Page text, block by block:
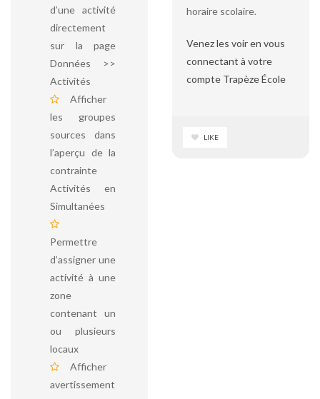
d’une activité
directement
sur la page
Données >>
Activités
Afficher
les groupes
sources dans
l’aperçu de la
contrainte
Activités en
Simultanées
Permettre
d’assigner une
activité à une
zone
contenant un
ou plusieurs
locaux
Afficher
avertissement
horaire scolaire.
Venez les voir en vous
connectant à votre
compte Trapèze École
LIKE